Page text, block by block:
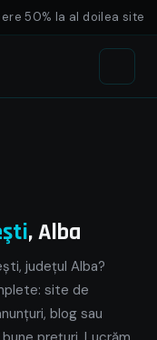
50% la al doilea site
, Alba
județul Alba?
site de
blog sau